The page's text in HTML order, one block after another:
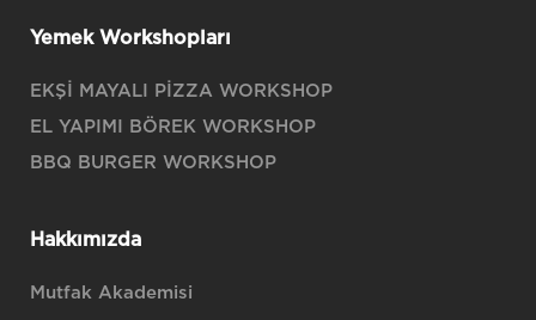
Yemek Workshopları
EKŞİ MAYALI PİZZA WORKSHOP
EL YAPIMI BÖREK WORKSHOP
BBQ BURGER WORKSHOP
Hakkımızda
Mutfak Akademisi